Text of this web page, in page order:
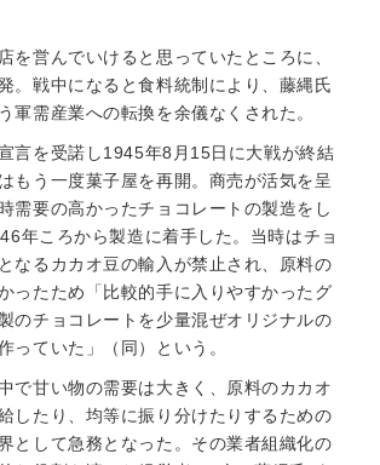
を営んでいけると思っていたところに、
。戦中になると食料統制により、藤縄氏
軍需産業への転換を余儀なくされた。
言を受諾し1945年8月15日に大戦が終結
もう一度菓子屋を再開。商売が活気を呈
需要の高かったチョコレートの製造をし
年ころから製造に着手した。当時はチョ
なるカカオ豆の輸入が禁止され、原料の
ったため「比較的手に入りやすかったグ
のチョコレートを少量混ぜオリジナルの
っていた」（同）という。
で甘い物の需要は大きく、原料のカカオ
したり、均等に振り分けたりするための
として急務となった。その業者組織化の